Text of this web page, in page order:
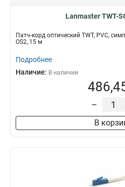
Lanmaster TWT-
Патч-корд оптический TWT, PVC,
OS2, 15 м
Подробнее
Наличие: В наличии
–
В